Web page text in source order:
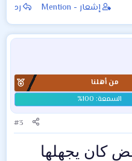
إشعار - Mention رد
من أهلنا
#3
كان يجهلها